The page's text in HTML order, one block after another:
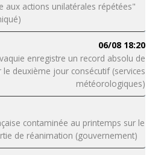
aux actions unilatérales répétées"
06/08 18:20
enregistre un record absolu de
deuxième jour consécutif (services
météorologiques)
contaminée au printemps sur le
de réanimation (gouvernement)